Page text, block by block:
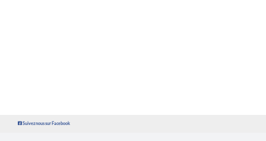
Suivez nous sur Facebook